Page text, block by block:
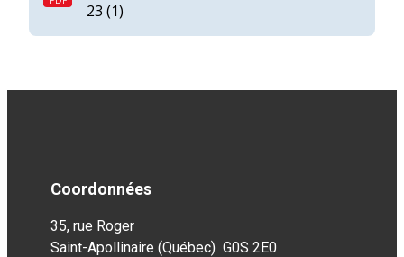
23 (1)
Coordonnées
35, rue Roger
Saint-Apollinaire (Québec) G0S 2E0